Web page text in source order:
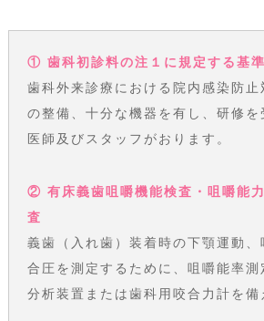
① 歯科初診料の注１に規定する基準
歯科外来診療における院内感染防止
の整備、十分な機器を有し、研修
医師及びスタッフがおります。
② 有床義歯咀嚼機能検査・咀嚼能
査
義歯（入れ歯）装着時の下顎運動、
合圧を測定するために、咀嚼能率測
分析装置または歯科用咬合力計を備